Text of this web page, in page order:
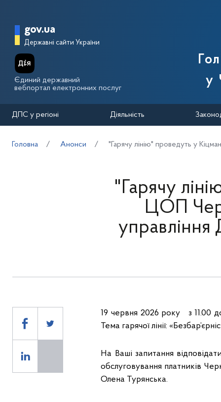
Головна сторінка Державної
gov.ua
Державні сайти України
Єдиний державний
вебпортал електронних послуг
у
ДПС у регіоні Діяльність
Головна Анонси "Гарячу лінію" проведуть у
"Гарячу
ЦОП
управління
19 червня 2026 року з 11.00 до
Тема гарячої лінії:
На Ваші запитання
обслуговування платників
Олена Турянська.